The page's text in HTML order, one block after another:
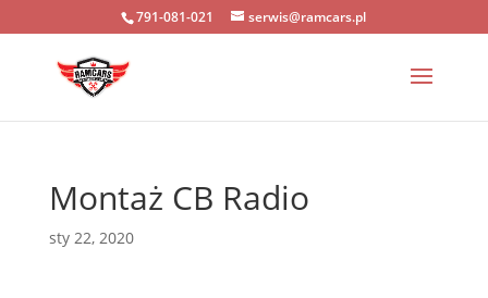
791-081-021 serwis@ramcars.pl
Montaż CB Radio
sty 22, 2020